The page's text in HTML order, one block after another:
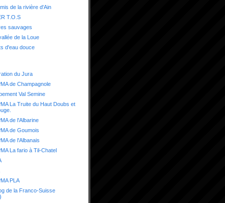
de la rivière d'Ain
T.O.S
sauvages
de la Loue
d'eau douce
du Jura
de Champagnole
Val Semine
La Truite du Haut Doubs et
de l'Albarine
de Goumois
de l'Albanais
La fario à Til-Chatel
PLA
de la Franco-Suisse